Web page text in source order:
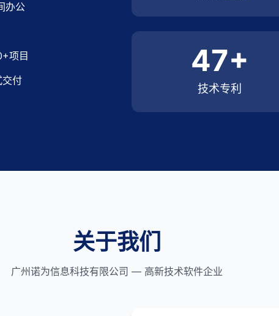
办公
项目
付
47+
技术专利
关于我们
广州诺为信息科技有限公司 — 高新技术软件企业